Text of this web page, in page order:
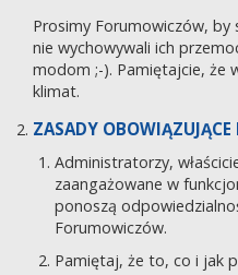
Prosimy Forumowiczów, by
nie wychowywali ich
modom ;-). Pamiętajcie, że
klimat.
ZASADY OBOWIĄZUJĄCE
Administratorzy,
zaangażowane w
ponoszą
Forumowiczów.
Pamiętaj, że to, co i jak